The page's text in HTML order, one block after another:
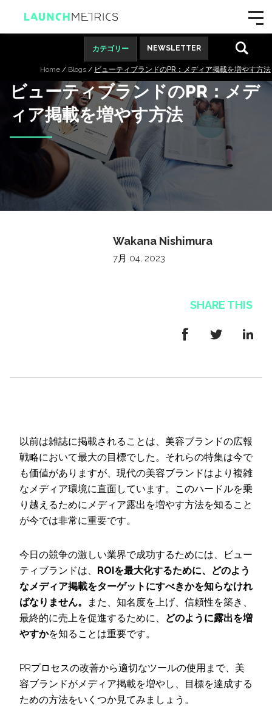
NEWSLETTER
カテゴリー
Home / Blogs / ビューティブランドのPR：メディア掲載を増やす方法
ビューティブランドのPR：メデ
ィア掲載を増やす方法
Wakana Nishimura
7月 04, 2023
SHARE THIS
以前は雑誌に掲載されることは、美容ブランドの広報
戦略において最大の目標でした。それらの特集は今で
も価値がありますが、現代の美容ブランドはより複雑
なメディア環境に直面しています。このハードルを乗
り越えるためにメディア露出を増やす方法を知ること
が今では非常に重要です。
今日の競争の激しい業界で成功するためには、ビュー
ティブランドは、 ROIを最大化するために、どのよう
なメディア掲載をターゲットにすべきかを知らなけれ
ばなりません。
また、知名度を上げ、信頼性を築き、
最終的に売上を促進するために、
どのように露出を増
やすかを知ることは重要です。
PRプロセスの改善から適切なツールの使用まで、美
容ブランドがメディア掲載を増やし、目標を達成する
ための方法をいくつか見てみましょう。